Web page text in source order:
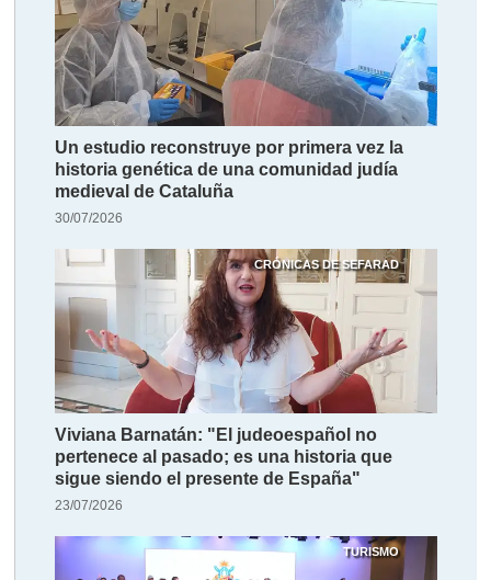
Un estudio reconstruye por primera vez la
historia genética de una comunidad judía
medieval de Cataluña
30/07/2026
CRÓNICAS DE SEFARAD
Viviana Barnatán: "El judeoespañol no
pertenece al pasado; es una historia que
sigue siendo el presente de España"
23/07/2026
TURISMO